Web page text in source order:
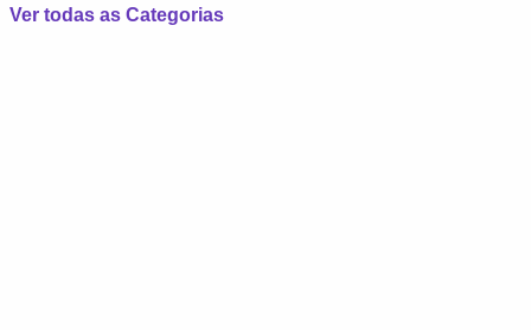
Ver todas as Categorias